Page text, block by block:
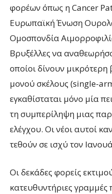
φορέων όπως η Cancer
Ευρωπαϊκή Ένωση
Ομοσπονδία
Βρυξέλλες να
οποίοι δίνουν
μονού σκέλους (single-
εγκαθίσταται μόνο μία
τη συμπερίληψη μιας
ελέγχου. Οι νέοι αυτοί
τεθούν σε ισχύ τον
Οι δεκάδες φορείς
κατευθυντήριες γραμμές